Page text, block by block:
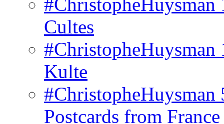
#ChristopheHuysman
Cultes
#ChristopheHuysman
Kulte
#ChristopheHuysman
Postcards from France